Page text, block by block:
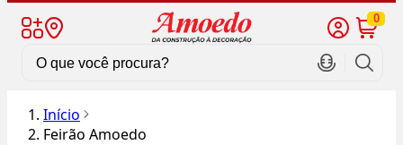
0
Início
Feirão Amoedo